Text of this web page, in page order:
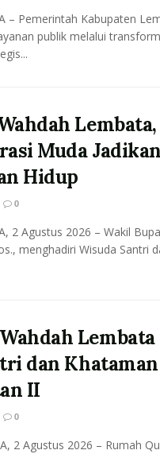
– Pemerintah Kabupaten
publik melalui
Lembata,
Muda Jadikan
Hidup
0
2 Agustus 2026 – Wakil
menghadiri Wisuda Santri
Lembata
dan Khataman
II
0
2 Agustus 2026 – Rumah